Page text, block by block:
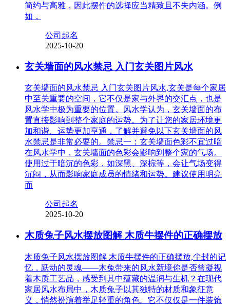
简约与高雅，因此摆件的选择应当精致且不失内涵。例
如，
公司起名
2025-10-20
玄关墙面的风水禁忌 入门玄关图片风水
玄关墙面的风水禁忌 入门玄关图片风水,玄关是每个家居
中至关重要的空间，它不仅是家与外界的交汇点，也是
风水学中极为重要的位置。风水学认为，玄关墙面的布
置直接影响到整个家庭的运势。为了让您的家居环境更
加和谐、运势更加亨通，了解并避免以下玄关墙面的风
水禁忌是非常必要的。禁忌一：玄关墙面色彩不宜过暗
在风水学中，玄关墙面的色彩会影响到整个家的气场。
使用过于暗沉的色彩，如深黑、深棕等，会让气场变得
沉闷，从而影响家庭成员的情绪和运势。建议使用明亮
而
公司起名
2025-10-20
木质兔子风水摆放图解 木质牛摆件的正确摆放
木质兔子风水摆放图解 木质牛摆件的正确摆放,尘封的记
忆，跃动的灵魂——木兔带来的风水新境你是否曾凝视
着木质工艺品，感受到其中蕴藏的温润与生机？在现代
家居风水布局中，木质兔子以其独特的材质和象征意
义，悄然扮演着举足轻重的角色。它不仅仅是一件装饰